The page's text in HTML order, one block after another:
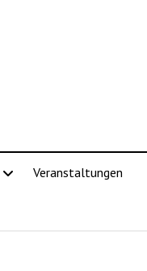
Veranstaltungen